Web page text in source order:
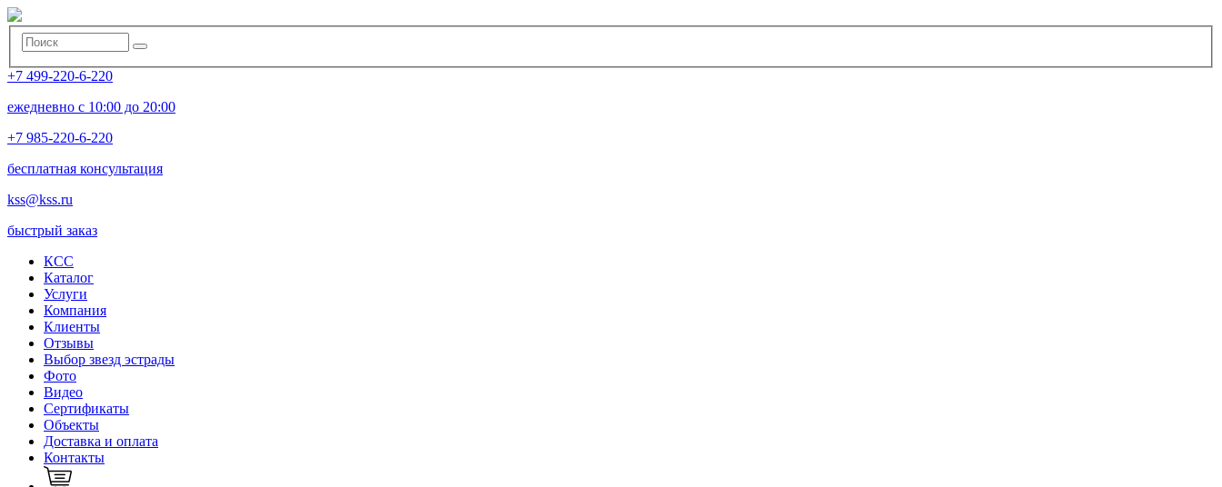
+7 499-220-6-220
ежедневно с 10:00 до 20:00
+7 985-220-6-220
бесплатная консультация
kss@kss.ru
быстрый заказ
КСС
Каталог
Услуги
Компания
Клиенты
Oтзывы
Выбор звезд эстрады
Фото
Видео
Сертификаты
Объекты
Доставка и оплата
Контакты